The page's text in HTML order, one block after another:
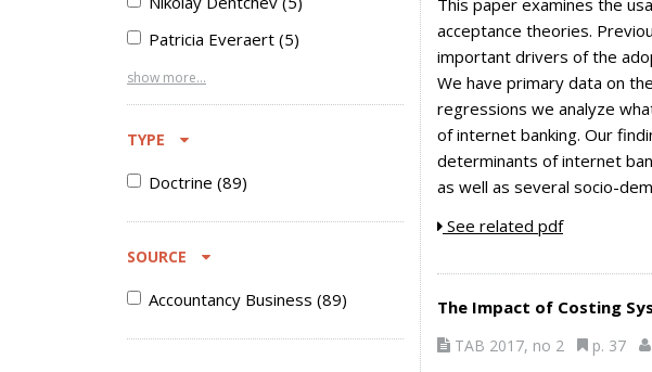
Patricia Everaert (5)
show more...
TYPE
doctrine (89)
SOURCE
Accountancy Business (89)
This paper examines the
acceptance theories.
important drivers of the
We have primary data on
regressions we analyze
of internet banking. Our
determinants of internet
as well as several socio-
See related pdf
The Impact of Costing
TAB 2017, no 2 p. 37